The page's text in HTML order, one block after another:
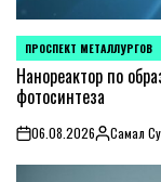
POSTED
IN
ПРОСПЕКТ МЕТАЛЛУРГОВ
Нанореактор по
фотосинтеза
on06.08.2026Posted
Самал